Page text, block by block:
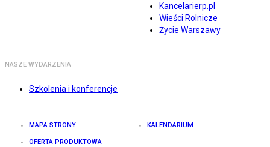
Kancelarierp.pl
Wieści Rolnicze
Życie Warszawy
NASZE WYDARZENIA
Szkolenia i konferencje
MAPA STRONY KALENDARIUM
OFERTA PRODUKTOWA